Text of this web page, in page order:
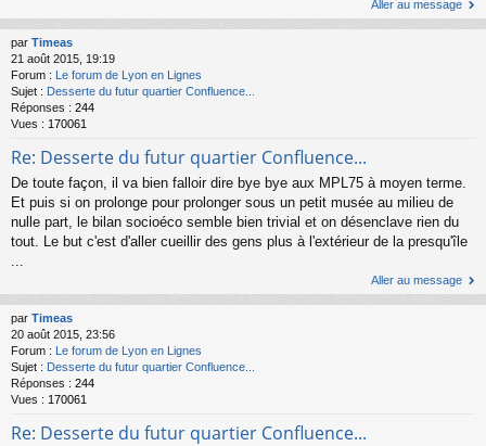
Aller au message
par Timeas
21 août 2015, 19:19
Forum : Le forum de Lyon en Lignes
Sujet : Desserte du futur quartier Confluence...
Réponses : 244
Vues : 170061
Re: Desserte du futur quartier Confluence...
De toute façon, il va bien falloir dire bye bye aux MPL75 à moyen terme.
Et puis si on prolonge pour prolonger sous un petit musée au milieu de
nulle part, le bilan socioéco semble bien trivial et on désenclave rien du
tout. Le but c'est d'aller cueillir des gens plus à l'extérieur de la presqu'île
Aller au message
par Timeas
20 août 2015, 23:56
Forum : Le forum de Lyon en Lignes
Sujet : Desserte du futur quartier Confluence...
Réponses : 244
Vues : 170061
Re: Desserte du futur quartier Confluence...